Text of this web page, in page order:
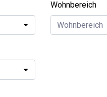
Wohnbereich